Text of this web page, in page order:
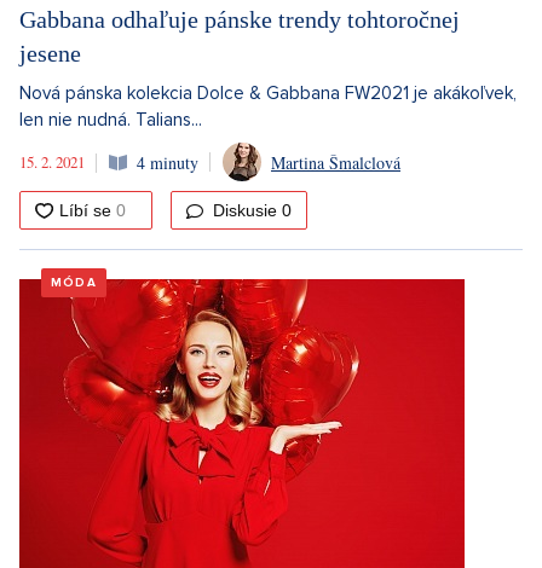
Gabbana odhaľuje pánske trendy tohtoročnej
jesene
Nová pánska kolekcia Dolce & Gabbana FW2021 je akákoľvek,
len nie nudná. Talians...
15. 2. 2021
4 minuty Martina Šmalclová
Diskusie 0
MÓDA